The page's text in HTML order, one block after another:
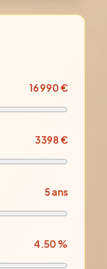
16 990€
3 398€
5ans
4.50 %